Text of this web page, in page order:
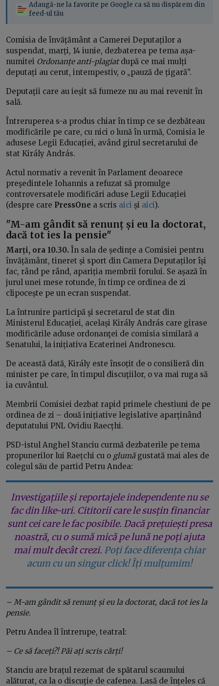
Adaugă-ne la favorite pe Google ca să nu dispărem din
feed-ul tău
Comisia de învățământ a Camerei Deputaților a
suspendat, marți, 14 iunie, dezbaterea pe tema așa-
numitei Ordonanțe anti-plagiatdupă ce mai mulți
deputați au cerut, intempestiv, o „pauză de țigară”.
Deputaţii care au ieșit să fumeze nu au mai revenit în
sală.
Întreruperea s-a produs chiar în timp ce se dezbăteau
modificările pe care, cu nici o lună în urmă, Comisia le
adusese Legii Educației, având girul secretarului de
stat Király András.
Actul normativ a revenit în Parlament deoarece
preşedintele Iohannis a refuzat să promulge
controversatele modificări aduse Legii Educației
(despre care PressOne a scris aici și aici).
"M-am gândit să renunț și eu la doctorat,
dacă tot ies la pensie"
Marți, ora 10.30. În sala de ședințe a Comisiei pentru
învățământ, tineret și sport din Camera Deputaților își
fac, rând pe rând, apariția membrii forului. Se așază în
jurul unei mese rotunde, în timp ce ordinea de zi
clipocește pe un ecran suspendat.
La întrunire participă şi secretarul de stat din
Ministerul Educației, același Király András care girase
modificările aduse ordonanţei de comisia similară a
Senatului, la inițiativa Ecaterinei Andronescu.
De această dată, Király este însoțit de o consilieră din
minister pe care, în timpul discuţiilor, o va mai ruga să
ia cuvântul.
Membrii Comisiei dezbat rapid primele chestiuni de pe
ordinea de zi – două inițiative legislative aparținând
deputatului PNL Ovidiu Raecțhi.
PSD-istul Anghel Stanciu curmă dezbaterile pe tema
propunerilor lui Raețchi cu o glumăgustată mai ales de
colegul său de partid Petru Andea:
Investigațiile și reportajele independente nu se
fac din like-uri. Cititorii care le susțin financiar
sunt cei care le fac posibile. Dacă prețuiești presa
noastră, cu o sumă mică pe lună ne poți ajuta
mai mult decât crezi. Poți face diferența chiar
acum cu un singur click! Îți mulțumim!
– M-am gândit să renunț și eu la doctorat, dacă tot ies la
pensie.
Petru Andea îl întrerupe, teatral:
– Ce să faceți?! Păi ați scris cărți!
Stanciu are brațul rezemat de spătarul scaunului
alăturat, ca la o discuție de cafenea. Lasă de înțeles că